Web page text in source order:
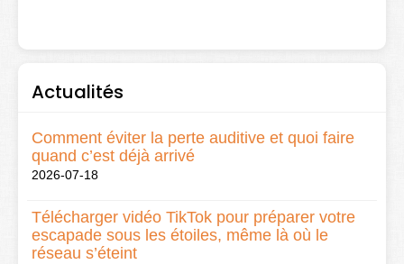
Actualités
Comment éviter la perte auditive et quoi faire
quand c’est déjà arrivé
2026-07-18
Télécharger vidéo TikTok pour préparer votre
escapade sous les étoiles, même là où le
réseau s’éteint